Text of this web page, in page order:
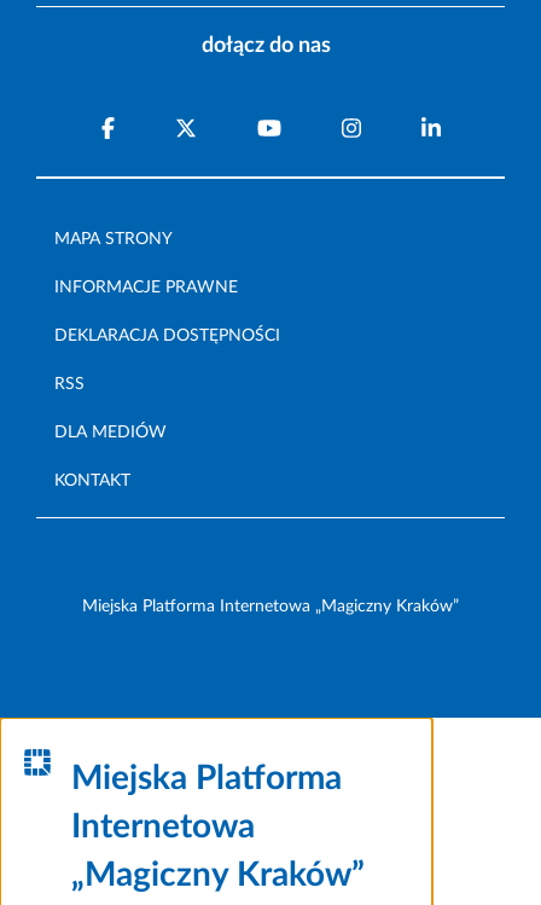
dołącz do nas
MAPA STRONY
INFORMACJE PRAWNE
DEKLARACJA DOSTĘPNOŚCI
RSS
DLA MEDIÓW
KONTAKT
Miejska Platforma Internetowa „Magiczny Kraków”
Miejska Platforma
Internetowa
„Magiczny Kraków”